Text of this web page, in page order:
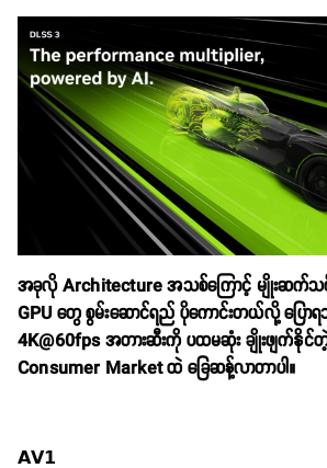
အခုလို Architecture အသစ်ကြောင့် မျိုးဆက်သ
GPU တွေ စွမ်းဆောင်ရည် ပိုကောင်းတယ်လို့ ပြေ
4K@60fps အတားဆီးကို ပထမဆုံး ချိုးဖျက်နိုင်
Consumer Market ထဲ ခြေဆန့်လာတာပါ။
𝗔𝗩𝟭